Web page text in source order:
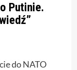
Putinie.
do NATO